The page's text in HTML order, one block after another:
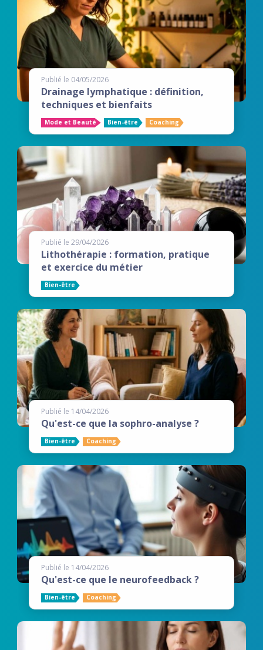
Publié le 04/05/2026
Drainage lymphatique : définition,
techniques et bienfaits
Mode et Beauté Bien-être Coaching
Publié le 29/04/2026
Lithothérapie : formation, pratique
et exercice du métier
Bien-être
Publié le 14/04/2026
Qu'est-ce que la sophro-analyse ?
Bien-être Coaching
Publié le 14/04/2026
Qu'est-ce que le neurofeedback ?
Bien-être Coaching